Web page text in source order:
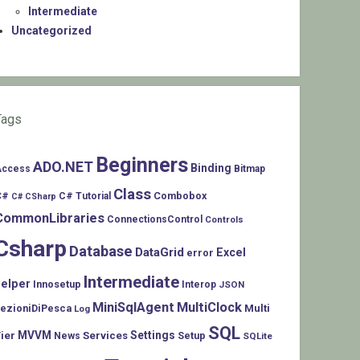
Intermediate
Uncategorized
ADO.NET Beginners Binding Bitmap
C# CSharp C# Tutorial Class Combobox
ConnectionsControl Controls
Database DataGrid error Excel
Innosetup Intermediate Interop JSON
Log MiniSqlAgent MultiClock Multi
MVVM News Services Settings Setup SQL SQLite